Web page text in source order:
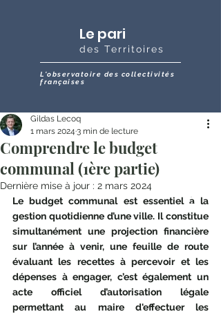
Le pari
des Territoires
L'observatoire des collectivités
françaises
Comprendre le budget
communal (1ère partie)
Gildas Lecoq
1 mars 2024 3 min de lecture
Dernière mise à jour : 2 mars 2024
Le budget communal est essentiel à la
gestion quotidienne d’une ville. Il constitue
simultanément une projection financière
sur l’année à venir, une feuille de route
évaluant les recettes à percevoir et les
dépenses à engager, c’est également un
acte officiel d’autorisation légale
permettant au maire d'effectuer les